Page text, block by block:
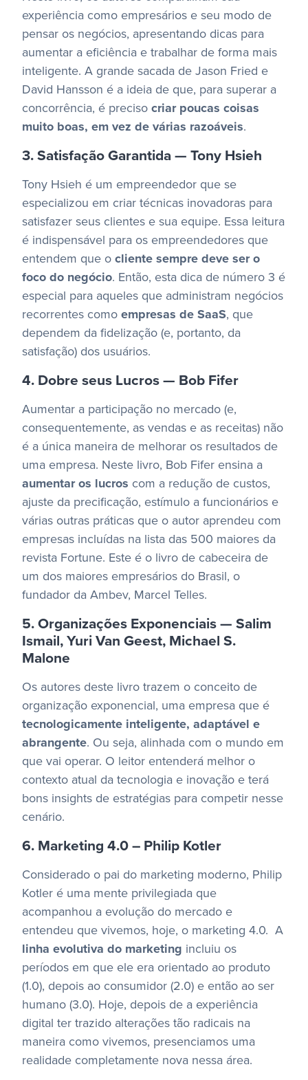
experiência como empresários e seu modo de
pensar os negócios, apresentando dicas para
aumentar a eficiência e trabalhar de forma mais
inteligente. A grande sacada de Jason Fried e
David Hansson é a ideia de que, para superar a
concorrência, é preciso criar poucas coisas
muito boas, em vez de várias razoáveis.
3. Satisfação Garantida — Tony Hsieh
Tony Hsieh é um empreendedor que se
especializou em criar técnicas inovadoras para
satisfazer seus clientes e sua equipe. Essa leitura
é indispensável para os empreendedores que
entendem que o cliente sempre deve ser o
foco do negócio. Então, esta dica de número 3 é
especial para aqueles que administram negócios
recorrentes como empresas de SaaS, que
dependem da fidelização (e, portanto, da
satisfação) dos usuários.
4. Dobre seus Lucros — Bob Fifer
Aumentar a participação no mercado (e,
consequentemente, as vendas e as receitas) não
é a única maneira de melhorar os resultados de
uma empresa. Neste livro, Bob Fifer ensina a
aumentar os lucros com a redução de custos,
ajuste da precificação, estímulo a funcionários e
várias outras práticas que o autor aprendeu com
empresas incluídas na lista das 500 maiores da
revista Fortune. Este é o livro de cabeceira de
um dos maiores empresários do Brasil, o
fundador da Ambev, Marcel Telles.
5. Organizações Exponenciais — Salim
Ismail, Yuri Van Geest, Michael S.
Malone
Os autores deste livro trazem o conceito de
organização exponencial, uma empresa que é
tecnologicamente inteligente, adaptável e
abrangente. Ou seja, alinhada com o mundo em
que vai operar. O leitor entenderá melhor o
contexto atual da tecnologia e inovação e terá
bons insights de estratégias para competir nesse
cenário.
6. Marketing 4.0 – Philip Kotler
Considerado o pai do marketing moderno, Philip
Kotler é uma mente privilegiada que
acompanhou a evolução do mercado e
entendeu que vivemos, hoje, o marketing 4.0. A
linha evolutiva do marketing incluiu os
períodos em que ele era orientado ao produto
(1.0), depois ao consumidor (2.0) e então ao ser
humano (3.0). Hoje, depois de a experiência
digital ter trazido alterações tão radicais na
maneira como vivemos, presenciamos uma
realidade completamente nova nessa área.